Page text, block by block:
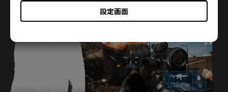
設定画面